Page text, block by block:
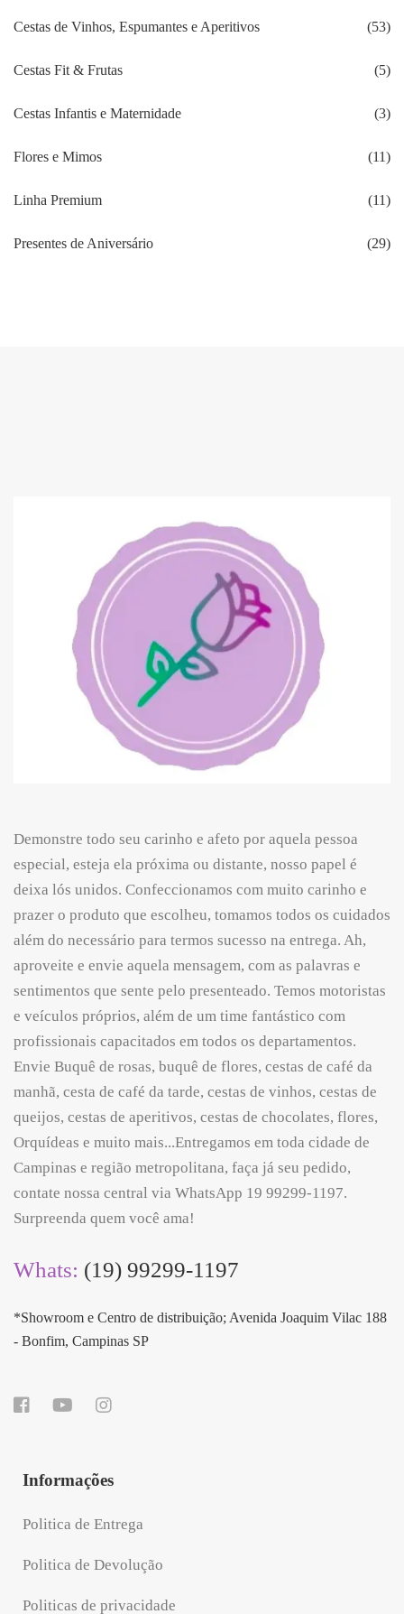
Cestas de Vinhos, Espumantes e Aperitivos (53)
Cestas Fit & Frutas (5)
Cestas Infantis e Maternidade (3)
Flores e Mimos (11)
Linha Premium (11)
Presentes de Aniversário (29)
Demonstre todo seu carinho e afeto por aquela pessoa
especial, esteja ela próxima ou distante, nosso papel é
deixa lós unidos. Confeccionamos com muito carinho e
prazer o produto que escolheu, tomamos todos os cuidados
além do necessário para termos sucesso na entrega. Ah,
aproveite e envie aquela mensagem, com as palavras e
sentimentos que sente pelo presenteado. Temos motoristas
e veículos próprios, além de um time fantástico com
profissionais capacitados em todos os departamentos.
Envie Buquê de rosas, buquê de flores, cestas de café da
manhã, cesta de café da tarde, cestas de vinhos, cestas de
queijos, cestas de aperitivos, cestas de chocolates, flores,
Orquídeas e muito mais...Entregamos em toda cidade de
Campinas e região metropolitana, faça já seu pedido,
contate nossa central via WhatsApp 19 99299-1197.
Surpreenda quem você ama!
Whats: (19) 99299-1197
*Showroom e Centro de distribuição; Avenida Joaquim Vilac 188
- Bonfim, Campinas SP
Informações
Politica de Entrega
Politica de Devolução
Politicas de privacidade